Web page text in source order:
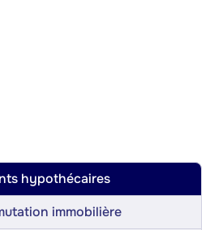
hypothécaires
immobilière